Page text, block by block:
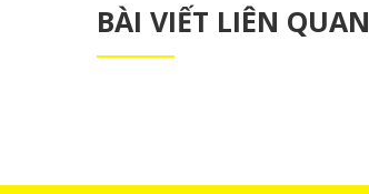
BÀI VIẾT LIÊN QUAN